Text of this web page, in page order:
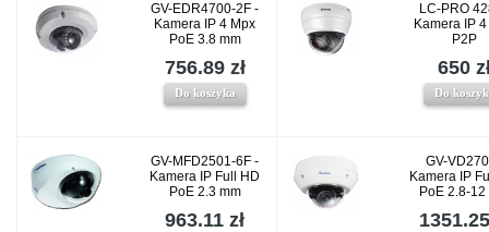
GV-EDR4700-2F -
Kamera IP 4 Mpx
PoE 3.8 mm
756.89 zł
Do koszyka
LC-PRO
Kamera IP
P2P
650
Do
GV-MFD2501-6F -
Kamera IP Full HD
PoE 2.3 mm
963.11 zł
GV-
Kamera IP
PoE 2.8-12